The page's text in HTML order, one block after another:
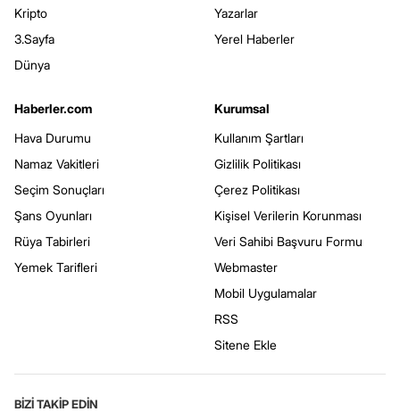
Kripto
3.Sayfa
Dünya
Yazarlar
Yerel Haberler
Haberler.com
Hava Durumu
Namaz Vakitleri
Seçim Sonuçları
Şans Oyunları
Rüya Tabirleri
Yemek Tarifleri
Kurumsal
Kullanım Şartları
Gizlilik Politikası
Çerez Politikası
Kişisel Verilerin Korunması
Veri Sahibi Başvuru Formu
Webmaster
Mobil Uygulamalar
RSS
Sitene Ekle
BİZİ TAKİP EDİN